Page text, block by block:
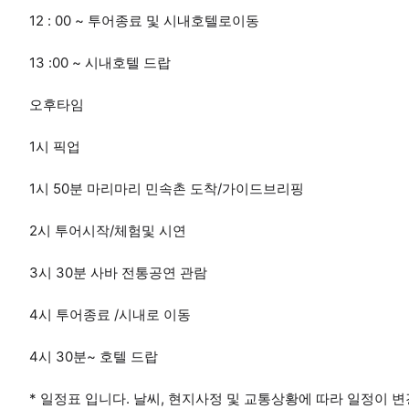
12 : 00 ~ 투어종료 및 시내호텔로이동
13 :00 ~ 시내호텔 드랍
오후타임
1시 픽업
1시 50분 마리마리 민속촌 도착/가이드브리핑
2시 투어시작/체험및 시연
3시 30분 사바 전통공연 관람
4시 투어종료 /시내로 이동
4시 30분~ 호텔 드랍
* 일정표 입니다. 날씨, 현지사정 및 교통상황에 따라 일정이